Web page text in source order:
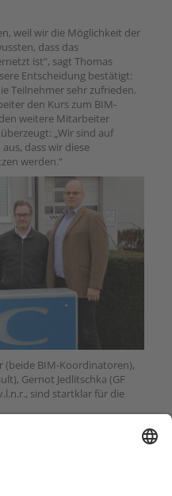
weil wir die Möglichkeit der
dass das
ist“, sagt Thomas
Entscheidung bestätigt:
Teilnehmer sehr zufrieden.
den Kurs zum BIM-
weitere Mitarbeiter
„Wir sind auf
dass wir diese
werden.“
(beide BIM-Koordinatoren),
Gernot Jedlitschka (GF
sind startklar für die
und suchen eine Lösung?